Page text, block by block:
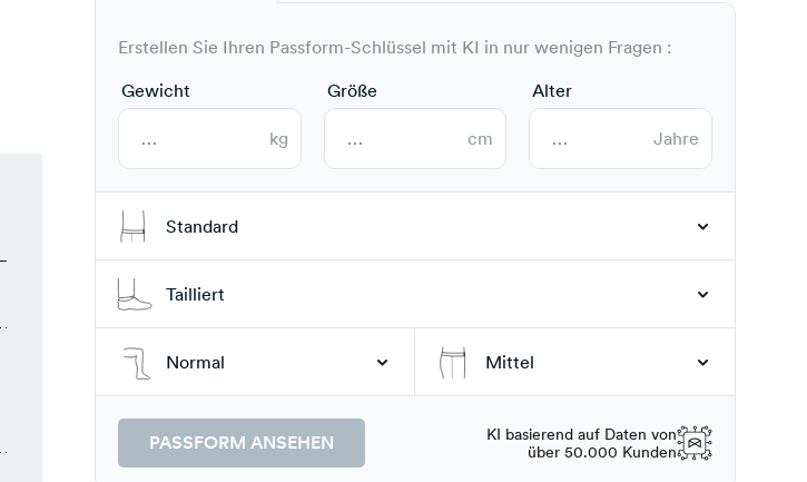
Erstellen Sie Ihren Passform-Schlüssel mit KI in nur wenigen Fragen :
Gewicht
kg
Größe
cm
Alter
Jahre
Standard
Tailliert
Normal Mittel
PASSFORM ANSEHEN
KI basierend auf Daten von
über 50.000 Kunden